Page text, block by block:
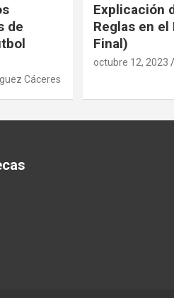
de
Cáceres
Explicación
Reglas en
Final)
octubre 12, 2023